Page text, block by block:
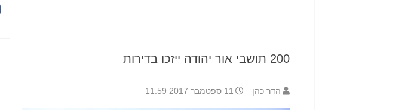
200 תושבי אור יהודה ייזכו בדירות
הדר כהן 11 ספטמבר 2017 11:59